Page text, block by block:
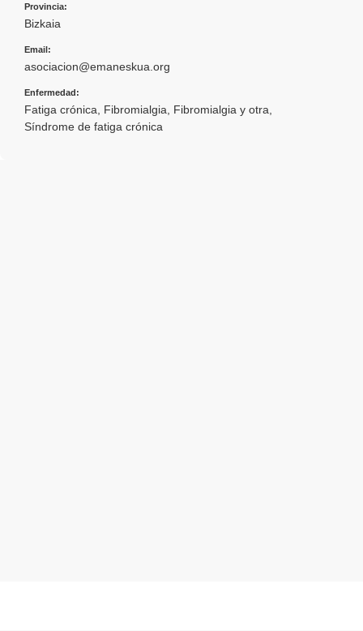
Provincia:
Bizkaia
Email:
asociacion@emaneskua.org
Enfermedad:
Fatiga crónica Fibromialgia Fibromialgia y otra
Síndrome de fatiga crónica